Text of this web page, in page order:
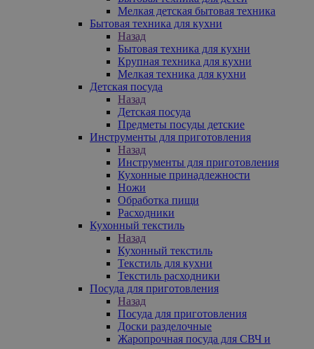
Мелкая детская бытовая техника
Бытовая техника для кухни
Назад
Бытовая техника для кухни
Крупная техника для кухни
Мелкая техника для кухни
Детская посуда
Назад
Детская посуда
Предметы посуды детские
Инструменты для приготовления
Назад
Инструменты для приготовления
Кухонные принадлежности
Ножи
Обработка пищи
Расходники
Кухонный текстиль
Назад
Кухонный текстиль
Текстиль для кухни
Текстиль расходники
Посуда для приготовления
Назад
Посуда для приготовления
Доски разделочные
Жаропрочная посуда для СВЧ и